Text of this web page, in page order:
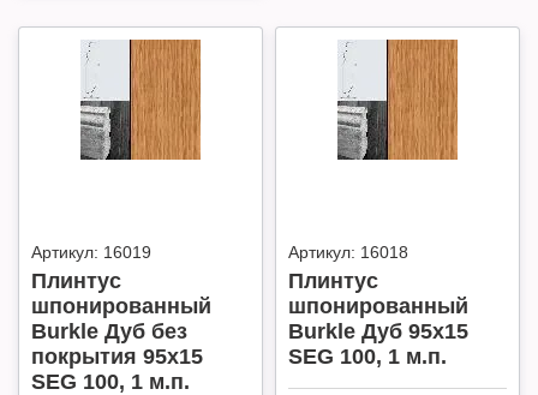
Артикул: 16019
Плинтус
шпонированный
Burkle Дуб без
покрытия 95х15
SEG 100, 1 м.п.
Артикул: 16018
Плинтус
шпонированный
Burkle Дуб 95х15
SEG 100, 1 м.п.